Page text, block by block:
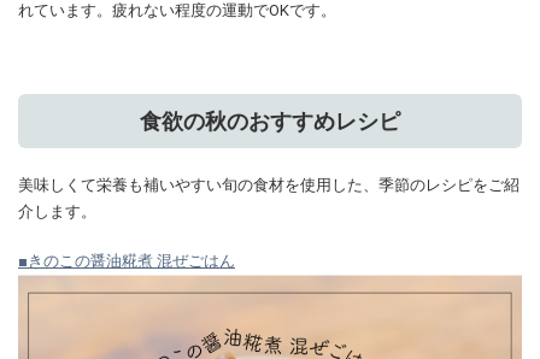
れています。疲れない程度の運動でOKです。
食欲の秋のおすすめレシピ
美味しくて栄養も補いやすい旬の食材を使用した、季節のレシピをご紹
介します。
■きのこの醤油糀煮 混ぜごはん